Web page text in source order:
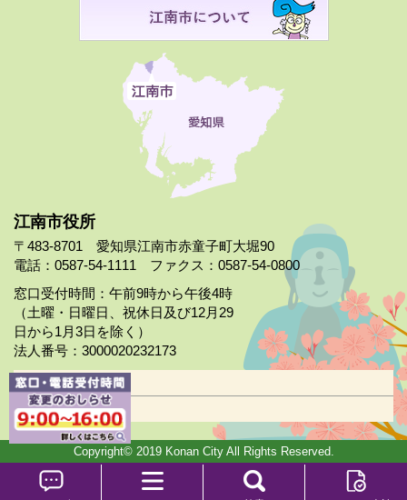
江南市役所
〒483-8701 愛知県江南市赤童子町大堀90
電話：0587-54-1111 ファクス：0587-54-0800
窓口受付時間：午前9時から午後4時
（土曜・日曜日、祝休日及び12月29
日から1月3日を除く）
法人番号：3000020232173
市役所案内
日曜市役所
Copyright© 2019 Konan City All Rights Reserved.